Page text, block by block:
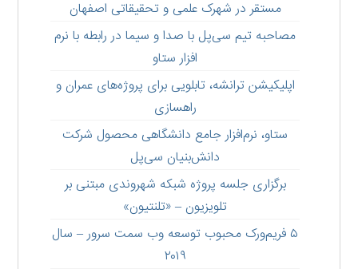
مستقر در شهرک علمی و تحقیقاتی اصفهان
مصاحبه تیم سی‌پل با صدا و سیما در رابطه با نرم
افزار ستاو
اپلیکیشن ترانشه، تابلویی برای پروژه‌های عمران و
راهسازی
ستاو،‌ نرم‌افزار جامع دانشگاهی محصول شرکت
دانش‌بنیان سی‌پل
برگزاری جلسه پروژه شبکه شهروندی مبتنی بر
تلویزیون – «تلنتیون»
۵ فریم‌ورک محبوب توسعه وب سمت سرور – سال
۲۰۱۹